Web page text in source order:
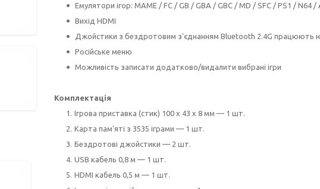
Емулятори ігор: MAME / FC / GB / GBA / GBC / MD / SFC / PS1 / N64 /
Вихід HDMI
Джойстики з бездротовим з'єднанням Bluetooth 2.4G працюють
Російське меню
Можливість записати додатково/видалити вибрані ігри
Комплектація
Ігрова приставка (стик) 100 х 43 х 8 мм — 1 шт.
Карта пам'яті з 3535 іграми — 1 шт.
Бездротові джойстики — 2 шт.
USB кабель 0,8 м — 1 шт.
HDMI кабель 0,5 м — 1 шт.